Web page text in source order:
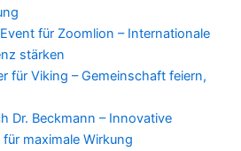
für Zoomlion – Internationale
stärken
für Viking – Gemeinschaft feiern,
Dr. Beckmann – Innovative
maximale Wirkung